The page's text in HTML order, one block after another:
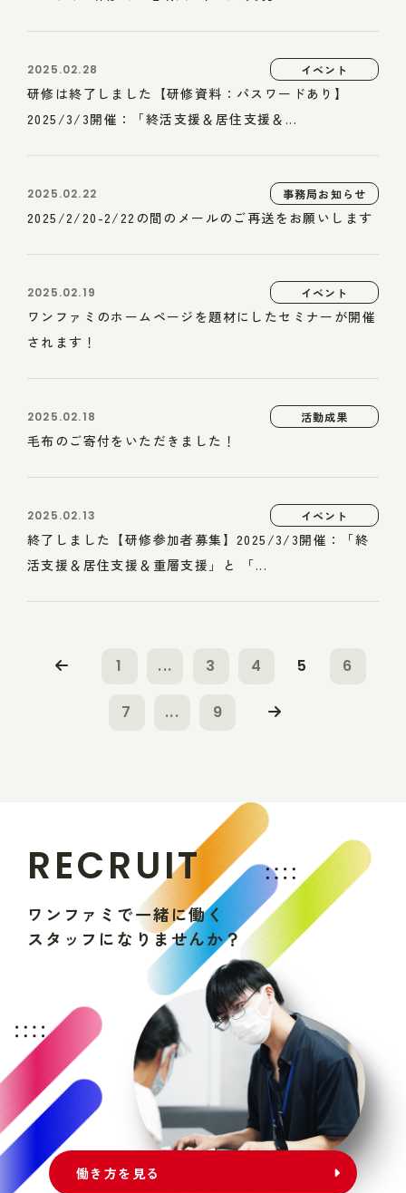
2025.02.28 イベント
研修は終了しました【研修資料：パスワードあり】
2025/3/3開催：「終活支援＆居住支援＆...
2025.02.22 事務局お知らせ
2025/2/20-2/22の間のメールのご再送をお願いします
2025.02.19 イベント
ワンファミのホームページを題材にしたセミナーが開催
されます！
2025.02.18 活動成果
毛布のご寄付をいただきました！
2025.02.13 イベント
終了しました【研修参加者募集】2025/3/3開催：「終
活支援＆居住支援＆重層支援」と 「...
1 ... 3 4 5 6
7 ... 9
RECRUIT
ワ ン フ ァ ミ で一緒に働く
ス タ ッ フ にな りま せんか？
働き方を見る